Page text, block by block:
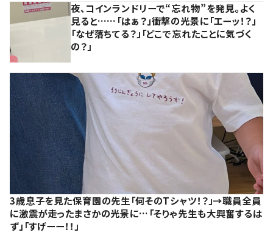
夜、コインランドリーで“忘れ物”を発見。よく
見ると……「はぁ？」衝撃の光景に「エーッ！？」
「なぜ落ちてる？」「どこで忘れたことに気づく
の？」
3歳息子を見た保育園の先生「何そのTシャツ！？」→職員全員
に激震が走ったまさかの光景に…「そりゃ先生も大興奮するは
ず」「すげーー！！」